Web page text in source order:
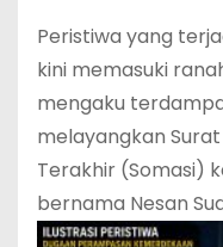
Peristiwa yang
kini memasuki
mengaku
melayangkan
Terakhir (Somasi)
bernama Nesan